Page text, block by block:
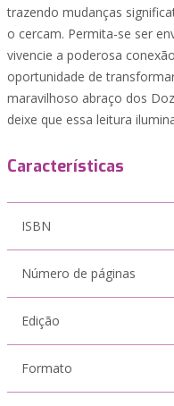
trazendo mudanças
o cercam. Permita-se ser
vivencie a poderosa
oportunidade de
maravilhoso abraço dos
deixe que essa leitura
Características
ISBN
Número de páginas
Edição
Formato